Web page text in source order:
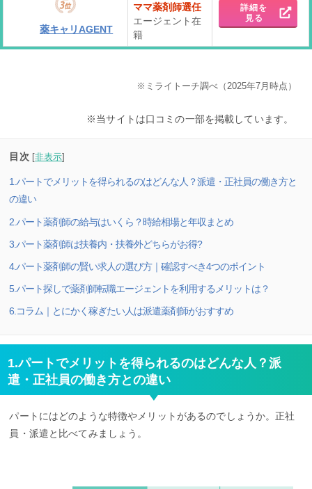
薬キャリAGENT
ママ薬剤師選任
エージェント在
籍
詳細を
見る
※ミライトーチ調べ（2025年7月時点）
※当サイトは口コミの一部を掲載しています。
目次 [非表示]
1.パートでメリットを得られるのはどんな人？派遣・正社員の働き方と
の違い
2.パート薬剤師の給与はいくら？時給相場と年収まとめ
3.パート薬剤師は扶養内・扶養外どちらがお得?
4.パート薬剤師の賢い求人の選び方｜確認すべき4つのポイント
5.パート探しで薬剤師転職エージェントを利用するメリットは？
6.コラム｜とにかく稼ぎたい人は派遣薬剤師がおすすめ
1.パートでメリットを得られるのはどんな人？派
遣・正社員の働き方との違い
パートにはどのような特徴やメリットがあるのでしょうか。正社
員・派遣と比べてみましょう。